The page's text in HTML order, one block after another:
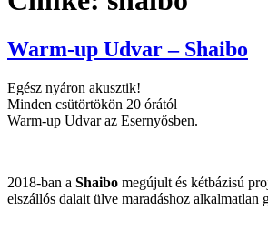
Warm-up Udvar – Shaibo
Egész nyáron akusztik!
Minden csütörtökön 20 órától
Warm-up Udvar az Esernyősben.
2018-ban a Shaibo megújult és kétbázisú
elszállós dalait ülve maradáshoz